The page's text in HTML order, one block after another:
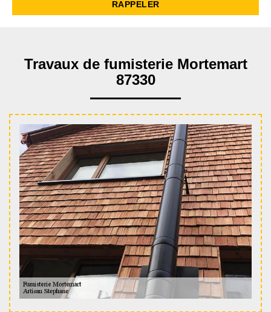
Travaux de fumisterie Mortemart
87330